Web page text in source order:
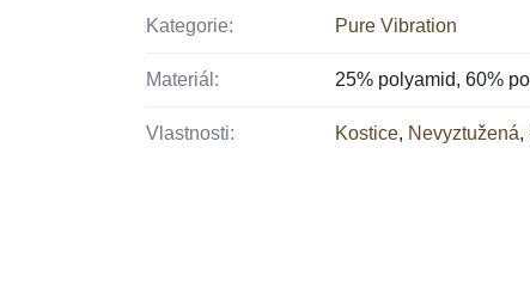
Kategorie: Pure Vibration
Materiál: 25% polyamid, 60%
Vlastnosti: Kostice, Nevyztužená,